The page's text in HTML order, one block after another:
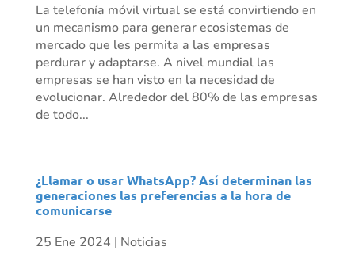
La telefonía móvil virtual se está convirtiendo en
un mecanismo para generar ecosistemas de
mercado que les permita a las empresas
perdurar y adaptarse. A nivel mundial las
empresas se han visto en la necesidad de
evolucionar. Alrededor del 80% de las empresas
de todo...
¿Llamar o usar WhatsApp? Así determinan las
generaciones las preferencias a la hora de
comunicarse
25 Ene 2024 | Noticias